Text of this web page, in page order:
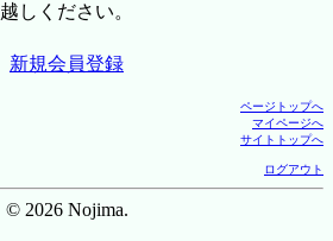
越しください。
新規会員登録
ページトップへ
マイページへ
サイトトップへ
ログアウト
© 2026 Nojima.